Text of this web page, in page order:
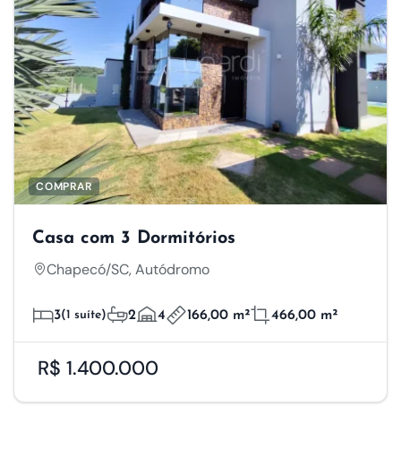
COMPRAR
Casa com 3 Dormitórios
Chapecó/SC, Autódromo
3(1 suíte) 2 4 166,00 m² 466,00 m²
R$ 1.400.000